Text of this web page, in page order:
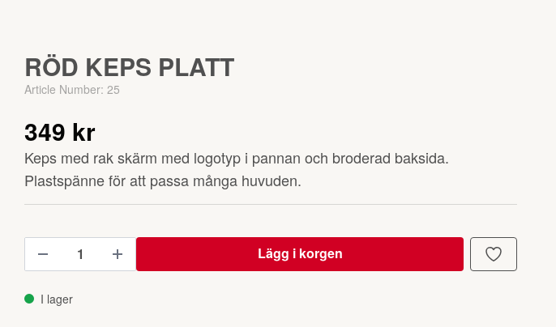
RÖD KEPS PLATT
Article Number: 25
349 kr
Keps med rak skärm med logotyp i pannan och broderad baksida.
Plastspänne för att passa många huvuden.
Lägg i korgen
I lager